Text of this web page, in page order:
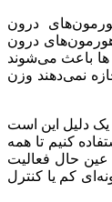
هورمون‌های درون
هورمون‌های درون
ها باعث می‌شوند
نمی‌دهند وزن
دلیل این است
کنیم تا همه
حال فعالیت
کم یا کنترل